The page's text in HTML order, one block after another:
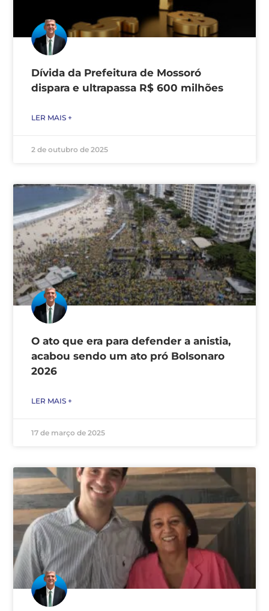
Dívida da Prefeitura de Mossoró
dispara e ultrapassa R$ 600 milhões
LER MAIS +
2 de outubro de 2025
O ato que era para defender a anistia,
acabou sendo um ato pró Bolsonaro
2026
LER MAIS +
17 de março de 2025